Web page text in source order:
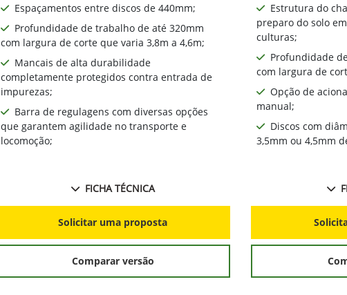
Espaçamentos entre discos de 440mm​;
Profundidade de trabalho de até 320mm
com largura de corte que varia 3,8m a 4,6m;
Mancais de alta durabilidade
completamente protegidos contra entrada de
impurezas;
Barra de regulagens com diversas opções
que garantem agilidade no transporte e
locomoção;
FICHA TÉCNICA
Solicitar uma proposta
Comparar versão
Estrutura do
preparo do solo
culturas;
Profundidade
com largura de
Opção de
manual;
Discos com
3,5mm ou 4,5mm